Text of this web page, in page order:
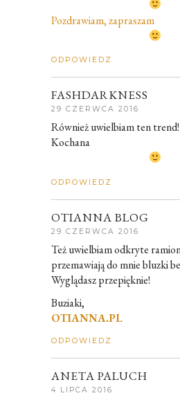
Pozdrawiam, zapraszam
ODPOWIEDZ
FASHDARKNESS
29 CZERWCA 2016
Również uwielbiam ten
Kochana
ODPOWIEDZ
OTIANNA BLOG
29 CZERWCA 2016
Też uwielbiam odkryte
przemawiają do mnie bluzki
Wyglądasz przepięknie!
Buziaki,
OTIANNA.PL
ODPOWIEDZ
ANETA PALUCH
4 LIPCA 2016